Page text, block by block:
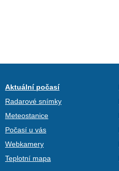
Aktuální počasí
Radarové snímky
Meteostanice
Počasí u vás
Webkamery
Teplotní mapa